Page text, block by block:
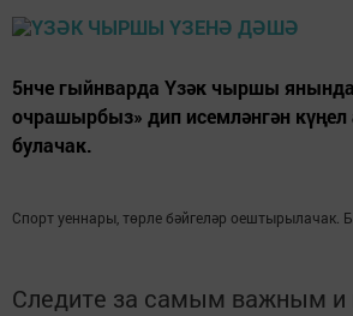
5нче гыйнварда Үзәк чыршы
очрашырбыз» дип исемләнгән күңел
булачак.
Спорт уеннары, төрле бәйгеләр оештырылачак.
Следите за самым важным и